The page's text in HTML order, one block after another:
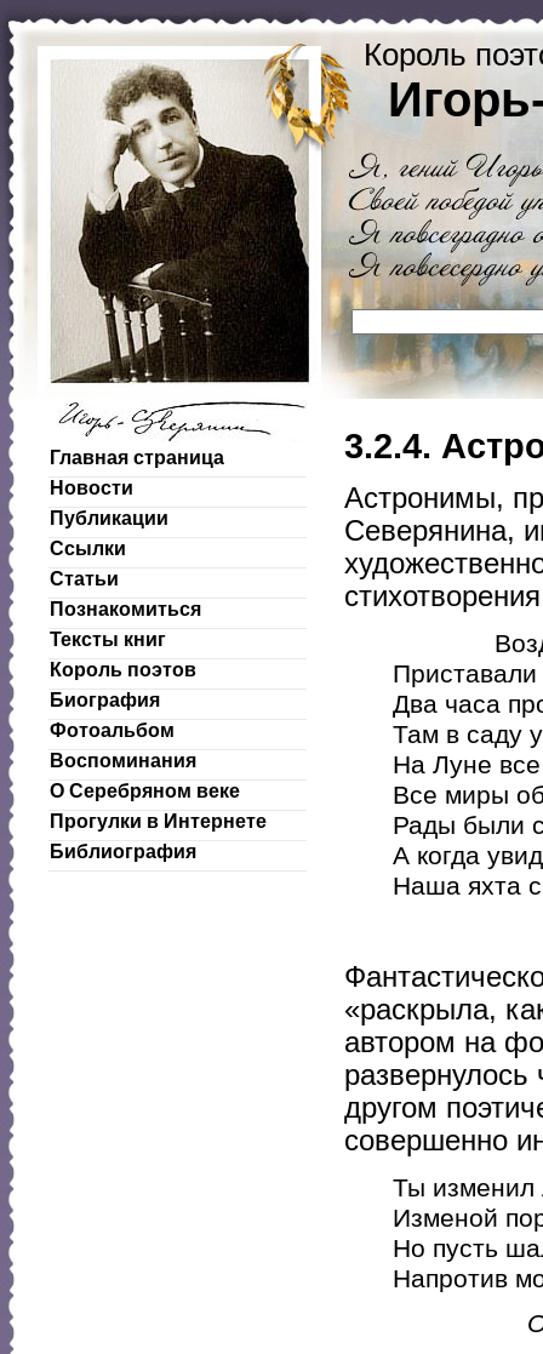
Король
Главная страница
Новости
Публикации
Ссылки
Статьи
Познакомиться
Тексты книг
Король поэтов
Биография
Фотоальбом
Воспоминания
О Серебряном веке
Прогулки в Интернете
Библиография
3.2.4.
Астронимы,
Северянина,
Два часа
Там в саду
На Луне
Все миры
Рады были
А когда
Наша яхта
«раскрыла,
автором на
другом
совершенно
Ты
Изменой
Но пусть
Напротив